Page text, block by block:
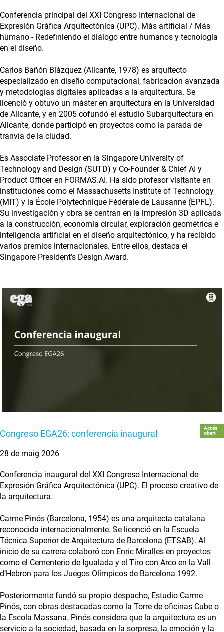
Conferencia principal del XXI Congreso Internacional de
Expresión Gráfica Arquitectónica (UPC). Más artificial / Más
humano - Redefiniendo el diálogo entre humanos y tecnología
en el diseño.
Carlos Bañón Blázquez (Alicante, 1978) es arquitecto
especializado en diseño computacional, fabricación avanzada
y metodologías digitales aplicadas a la arquitectura. Se
licenció y obtuvo un máster en arquitectura en la Universidad
de Alicante, y en 2005 cofundó el estudio Subarquitectura en
Alicante, donde participó en proyectos como la parada de
tranvía de la ciudad.
Es Associate Professor en la Singapore University of
Technology and Design (SUTD) y Co-Founder & Chief AI y
Product Officer en FORMAS.AI. Ha sido profesor visitante en
instituciones como el Massachusetts Institute of Technology
(MIT) y la École Polytechnique Fédérale de Lausanne (EPFL).
Su investigación y obra se centran en la impresión 3D aplicada
a la construcción, economía circular, exploración geométrica e
inteligencia artificial en el diseño arquitectónico, y ha recibido
varios premios internacionales. Entre ellos, destaca el
Singapore President’s Design Award.
Congreso EGA26: conferencia inaugural
Accés
obert
28 de maig 2026
Conferencia inaugural del XXI Congreso Internacional de
Expresión Gráfica Arquitectónica (UPC). El proceso creativo de
la arquitectura.
Carme Pinós (Barcelona, 1954) es una arquitecta catalana
reconocida internacionalmente. Se licenció en la Escuela
Técnica Superior de Arquitectura de Barcelona (ETSAB). Al
inicio de su carrera colaboró con Enric Miralles en proyectos
como el Cementerio de Igualada y el Tiro con Arco en la Vall
d’Hebron para los Juegos Olímpicos de Barcelona 1992.
Posteriormente fundó su propio despacho, Estudio Carme
Pinós, con obras destacadas como la Torre de oficinas Cube o
la Escola Massana. Pinós considera que la arquitectura es un
servicio a la sociedad, basada en la sorpresa, la emoción y la